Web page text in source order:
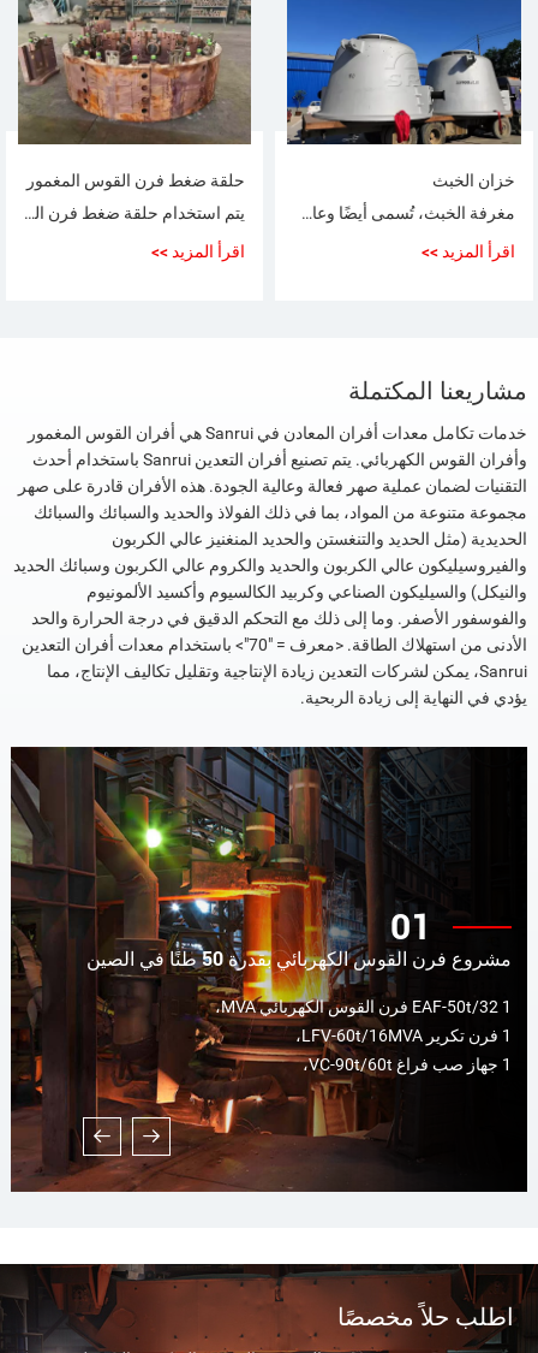
خزان الخبث
مغرفة الخبث، تُسمى أيضًا وعاء الخبث، مالك الخبث، خزان الخبث، وعاء الرماد. إنه جزء مهم في إنتاج صناعة الصلب. يتم استخدامه للاحتفاظ بالخبث المنصهر بدرجة الحرارة العالية الناتج عن عملية صهر الفولاذ.
اقرأ المزيد >>
حلقة ضغط فرن القوس المغمور
يتم استخدام حلقة ضغط فرن القوس المغمور لمراقبة تغير ضغط الهواء في الفرن في الوقت الفعلي، و اضبط ضغط الهواء تلقائيًا أو يدويًا وفقًا للمعايير المحددة مسبقًا لضمان استقرار ضغط الهواء في الفرن
اقرأ المزيد >>
مشاريعنا المكتملة
خدمات تكامل معدات أفران المعادن في Sanrui هي أفران القوس المغمور
وأفران القوس الكهربائي. يتم تصنيع أفران التعدين Sanrui باستخدام أحدث
التقنيات لضمان عملية صهر فعالة وعالية الجودة. هذه الأفران قادرة على صهر
مجموعة متنوعة من المواد، بما في ذلك الفولاذ والحديد والسبائك والسبائك
الحديدية (مثل الحديد والتنغستن والحديد المنغنيز عالي الكربون
والفيروسيليكون عالي الكربون والحديد والكروم عالي الكربون وسبائك الحديد
والنيكل) والسيليكون الصناعي وكربيد الكالسيوم وأكسيد الألمونيوم
والفوسفور الأصفر. وما إلى ذلك مع التحكم الدقيق في درجة الحرارة والحد
الأدنى من استهلاك الطاقة. <معرف = "70"> باستخدام معدات أفران التعدين
Sanrui، يمكن لشركات التعدين زيادة الإنتاجية وتقليل تكاليف الإنتاج، مما
يؤدي في النهاية إلى زيادة الربحية.
01
مشروع فرن القوس الكهربائي بقدرة 50 طنًا في الصين
1 EAF-50t/32 فرن القوس الكهربائي MVA،
1 فرن تكرير LFV-60t/16MVA،
1 جهاز صب فراغ VC-90t/60t،
مجموعتان من أنظمة تغذية السبائك الأوتوماتيكية بالكامل،
مجموعة واحدة من نظام إزالة الغبار بقدرة 120000 نيوتن متر
اطلب حلاً مخصصًا